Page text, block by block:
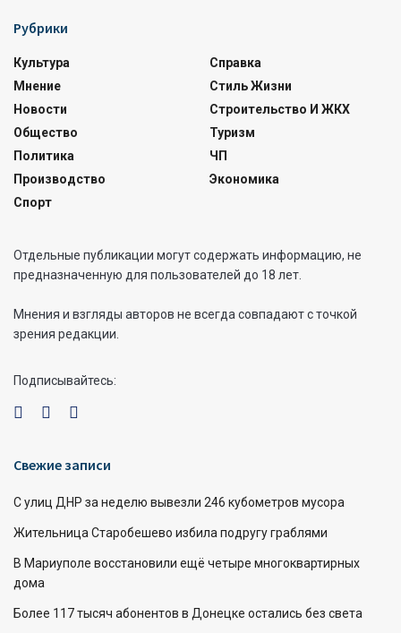
Рубрики
Культура
Мнение
Новости
Общество
Политика
Производство
Спорт
Справка
Стиль Жизни
Строительство И ЖКХ
Туризм
ЧП
Экономика
Отдельные публикации могут содержать информацию, не
предназначенную для пользователей до 18 лет.
Мнения и взгляды авторов не всегда совпадают с точкой
зрения редакции.
Подписывайтесь:
Свежие записи
С улиц ДНР за неделю вывезли 246 кубометров мусора
Жительница Старобешево избила подругу граблями
В Мариуполе восстановили ещё четыре многоквартирных
дома
Более 117 тысяч абонентов в Донецке остались без света